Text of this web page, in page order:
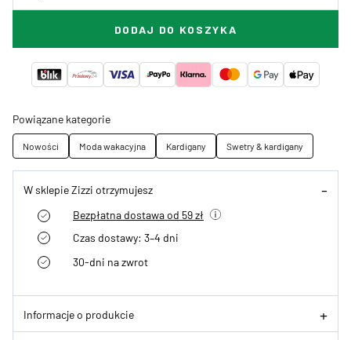
DODAJ DO KOSZYKA
Powiązane kategorie
Nowości Moda wakacyjna Kardigany Swetry & kardigany
W sklepie Zizzi otrzymujesz
Bezpłatna dostawa od 59 zł
Czas dostawy: 3–4 dni
30-dni na zwrot
Informacje o produkcie